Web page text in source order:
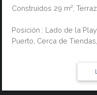
Construidos 29 m²,
Posición : Lado de la
Puerto, Cerca de